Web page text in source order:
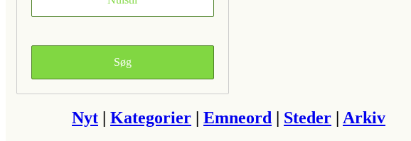
Nyt |Kategorier |Emneord Steder |Arkiv